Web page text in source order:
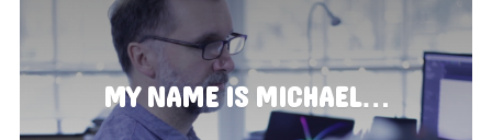
MY NAME IS MICHAEL…